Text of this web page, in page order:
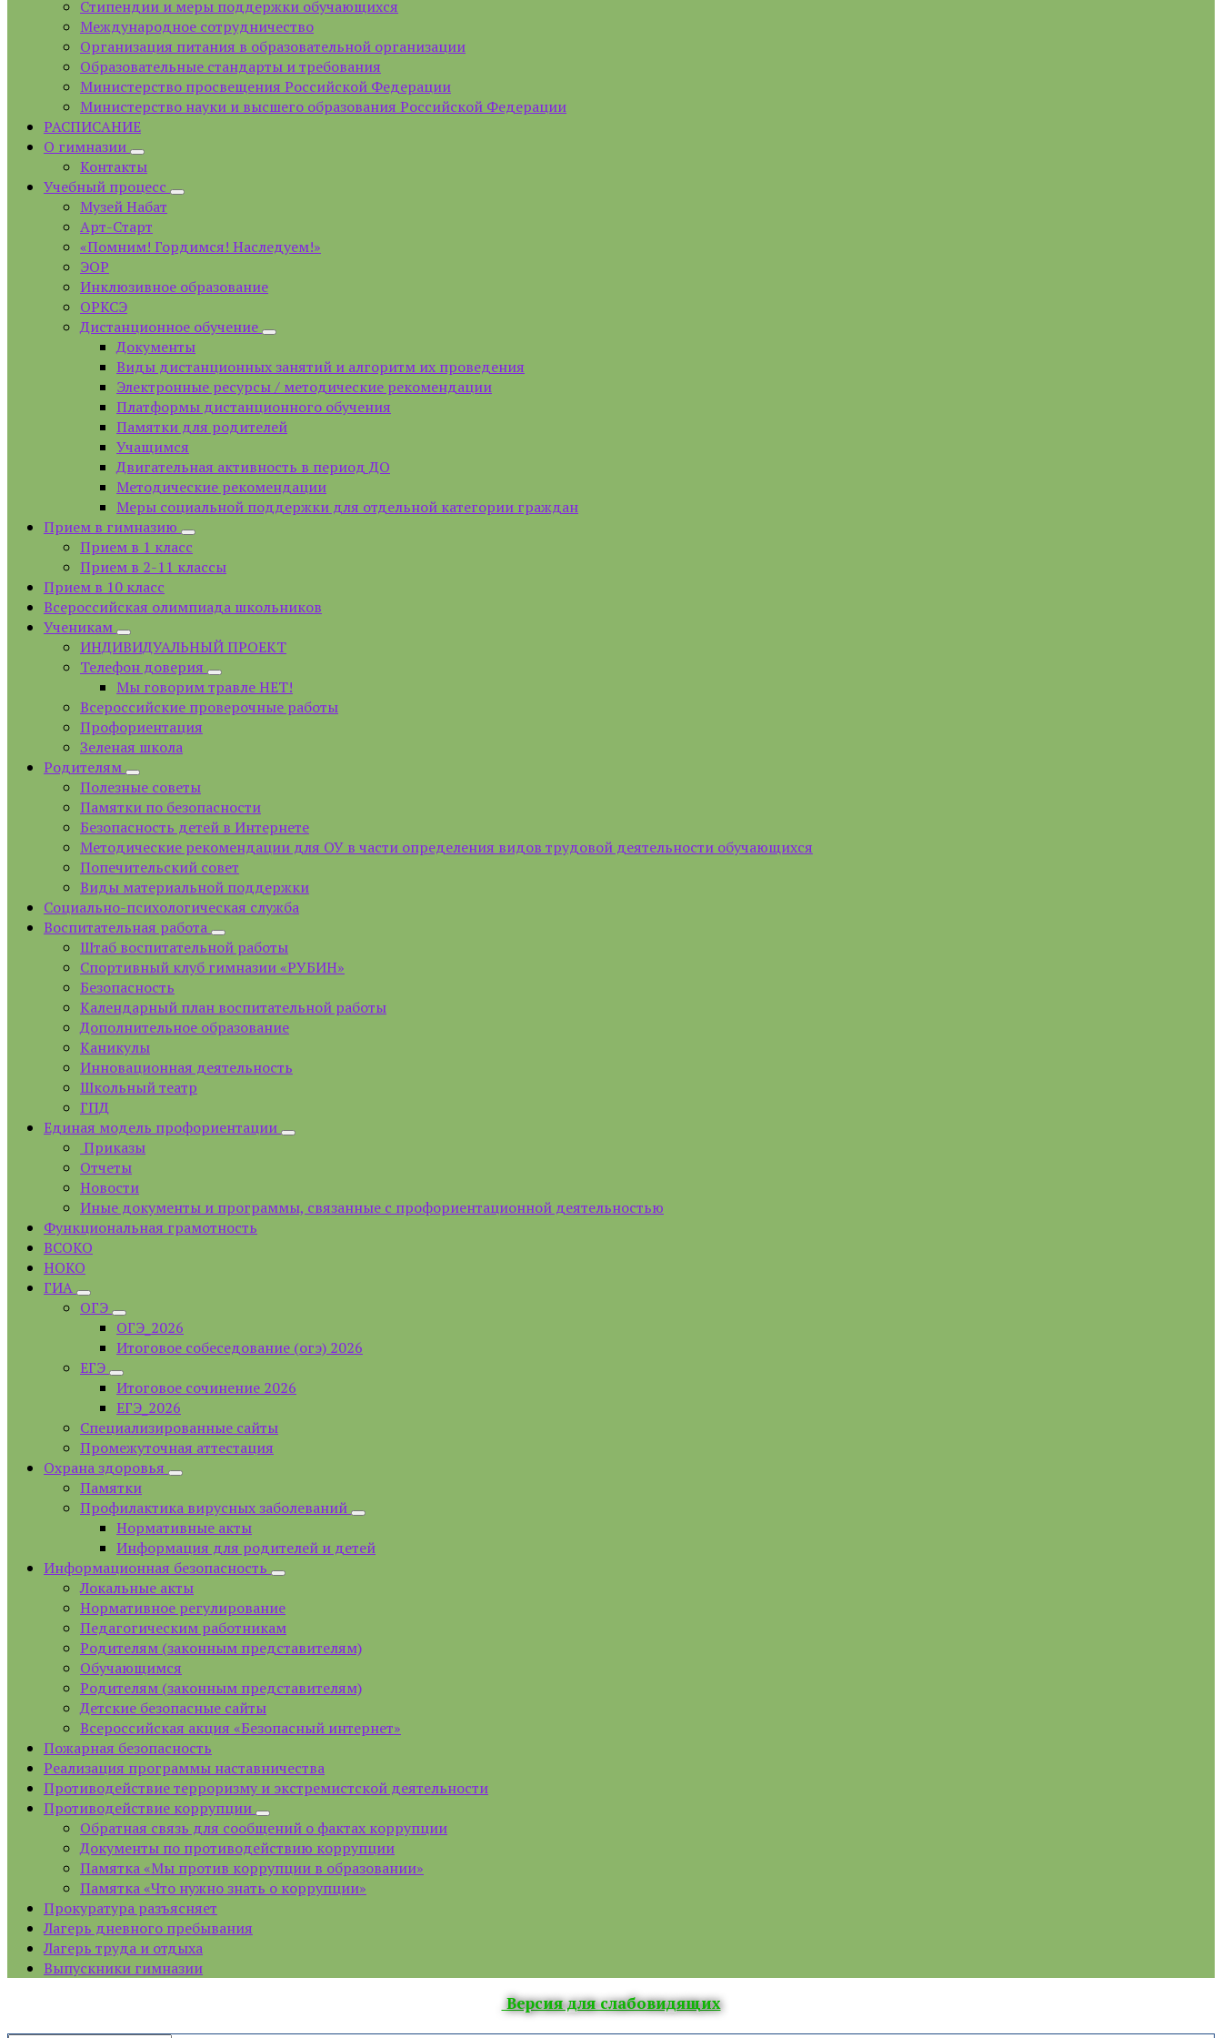
Стипендии и меры поддержки обучающихся
Международное сотрудничество
Организация питания в образовательной организации
Образовательные стандарты и требования
Министерство просвещения Российской Федерации
Министерство науки и высшего образования Российской Федерации
РАСПИСАНИЕ
О гимназии
Контакты
Учебный процесс
Музей Набат
Арт-Старт
«Помним! Гордимся! Наследуем!»
ЭОР
Инклюзивное образование
ОРКСЭ
Дистанционное обучение
Документы
Виды дистанционных занятий и алгоритм их проведения
Электронные ресурсы / методические рекомендации
Платформы дистанционного обучения
Памятки для родителей
Учащимся
Двигательная активность в период ДО
Методические рекомендации
Меры социальной поддержки для отдельной категории граждан
Прием в гимназию
Прием в 1 класс
Прием в 2-11 классы
Прием в 10 класс
Всероссийская олимпиада школьников
Ученикам
ИНДИВИДУАЛЬНЫЙ ПРОЕКТ
Телефон доверия
Мы говорим травле НЕТ!
Всероссийские проверочные работы
Профориентация
Зеленая школа
Родителям
Полезные советы
Памятки по безопасности
Безопасность детей в Интернете
Методические рекомендации для ОУ в части определения видов трудовой деятельности обучающихся
Попечительский совет
Виды материальной поддержки
Социально-психологическая служба
Воспитательная работа
Штаб воспитательной работы
Спортивный клуб гимназии «РУБИН»
Безопасность
Календарный план воспитательной работы
Дополнительное образование
Каникулы
Инновационная деятельность
Школьный театр
ГПД
Единая модель профориентации
Приказы
Отчеты
Новости
Иные документы и программы, связанные с профориентационной деятельностью
Функциональная грамотность
ВСОКО
НОКО
ГИА
ОГЭ
ОГЭ_2026
Итоговое собеседование (огэ) 2026
ЕГЭ
Итоговое сочинение 2026
ЕГЭ_2026
Специализированные сайты
Промежуточная аттестация
Охрана здоровья
Памятки
Профилактика вирусных заболеваний
Нормативные акты
Информация для родителей и детей
Информационная безопасность
Локальные акты
Нормативное регулирование
Педагогическим работникам
Родителям (законным представителям)
Обучающимся
Родителям (законным представителям)
Детские безопасные сайты
Всероссийская акция «Безопасный интернет»
Пожарная безопасность
Реализация программы наставничества
Противодействие терроризму и экстремистской деятельности
Противодействие коррупции
Обратная связь для сообщений о фактах коррупции
Документы по противодействию коррупции
Памятка «Мы против коррупции в образовании»
Памятка «Что нужно знать о коррупции»
Прокуратура разъясняет
Лагерь дневного пребывания
Лагерь труда и отдыха
Выпускники гимназии
Версия для слабовидящих